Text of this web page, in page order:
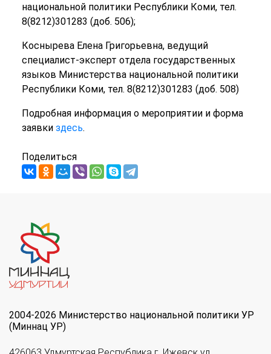
национальной политики Республики Коми, тел.
8(8212)301283 (доб. 506);
Коснырева Елена Григорьевна, ведущий
специалист-эксперт отдела государственных
языков Министерства национальной политики
Республики Коми, тел. 8(8212)301283 (доб. 508)
Подробная информация о мероприятии и форма
заявки здесь.
Поделиться
2004-2026 Министерство национальной политики УР
(Миннац УР)